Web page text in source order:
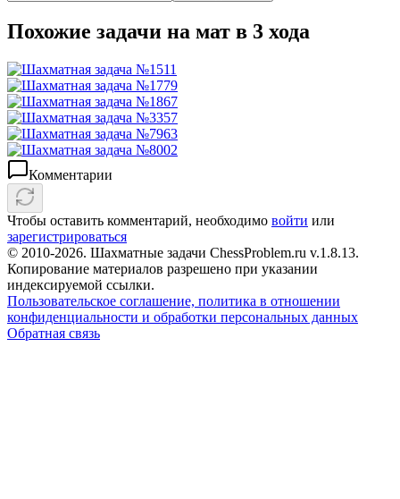
Похожие задачи на мат в 3 хода
Комментарии
Чтобы оставить комментарий, необходимо войти или
зарегистрироваться
© 2010-2026. Шахматные задачи ChessProblem.ru v.1.8.13.
Копирование материалов разрешено при указании
индексируемой ссылки.
Пользовательское соглашение, политика в отношении
конфиденциальности и обработки персональных данных
Обратная связь